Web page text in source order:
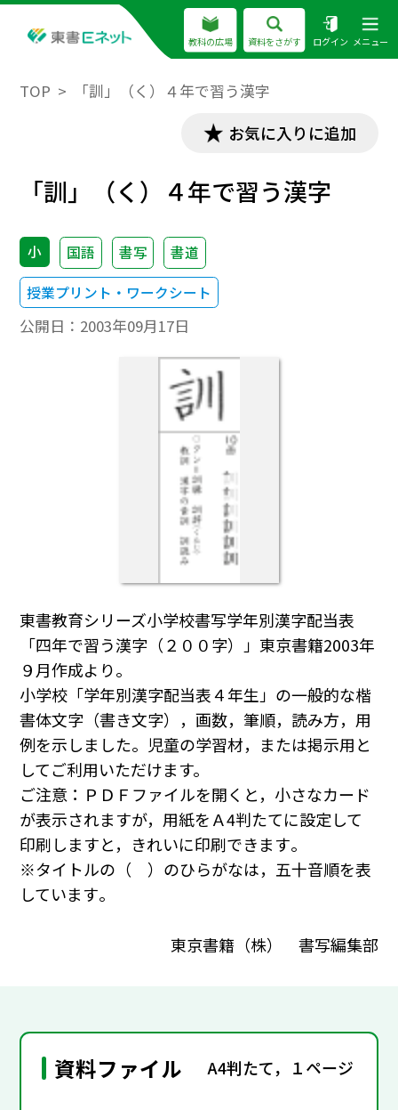
教科の広場 資料をさがす ログイン メニュー
TOP 「訓」（く）４年で習う漢字
お気に入りに追加
「訓」（く）４年で習う漢字
小 国語 書写
書道
授業プリント・ワークシート
公開日： 2003年09月17日
東書教育シリーズ小学校書写学年別漢字配当表
「四年で習う漢字（２００字）」東京書籍2003年
９月作成より。
小学校「学年別漢字配当表４年生」の一般的な楷
書体文字（書き文字），画数，筆順，読み方，用
例を示しました。児童の学習材，または掲示用と
してご利用いただけます。
ご注意：ＰＤＦファイルを開くと，小さなカード
が表示されますが，用紙をＡ4判たてに設定して
印刷しますと，きれいに印刷できます｡
※タイトルの（ ）のひらがなは，五十音順を表
しています｡
東京書籍（株） 書写編集部
資料ファイル A4判たて，１ページ